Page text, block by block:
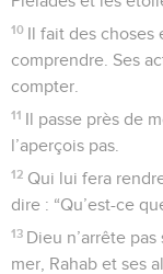
10 Il fait des choses
comprendre. Ses
compter.
11 Il passe près de
l’aperçois pas.
12 Qui lui fera
dire : “Qu’est-ce
13 Dieu n’arrête
mer, Rahab et ses